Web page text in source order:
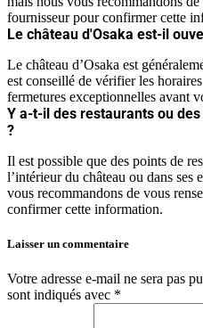
fournisseur pour confirmer cette
Le château d'Osaka est-il
Le château d’Osaka est
est conseillé de vérifier les
fermetures exceptionnelles avant
Y a-t-il des restaurants ou
?
Il est possible que des points de
l’intérieur du château ou dans ses
vous recommandons de vous
confirmer cette information.
Laisser un commentaire
Votre adresse e-mail ne sera pas
sont indiqués avec *